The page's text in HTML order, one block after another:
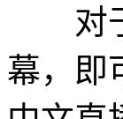
对于
幕，即